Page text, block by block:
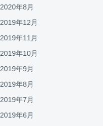
2020年8月
2019年12月
2019年11月
2019年10月
2019年9月
2019年8月
2019年7月
2019年6月